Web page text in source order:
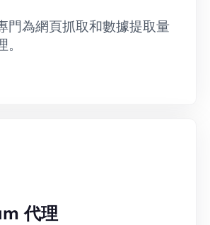
門為網頁抓取和數據提取量
代理